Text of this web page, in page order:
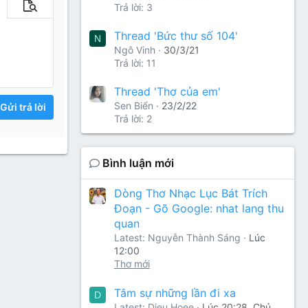
tùy chọn…
Xem trước
Gửi trả lời
Trả lời: 3
N Thread 'Bức thư số 104'
Ngô Vinh
30/3/21
Trả lời: 11
Thread 'Thơ của em'
Sen Biển
23/2/22
Trả lời: 2
Bình luận mới
Dòng Thơ Nhạc Lục Bát Trích
Đoạn - Gõ Google: nhat lang thu
quan
Latest: Nguyễn Thành Sáng
Lúc
12:00
Thơ mới
D Tâm sự những lần đi xa